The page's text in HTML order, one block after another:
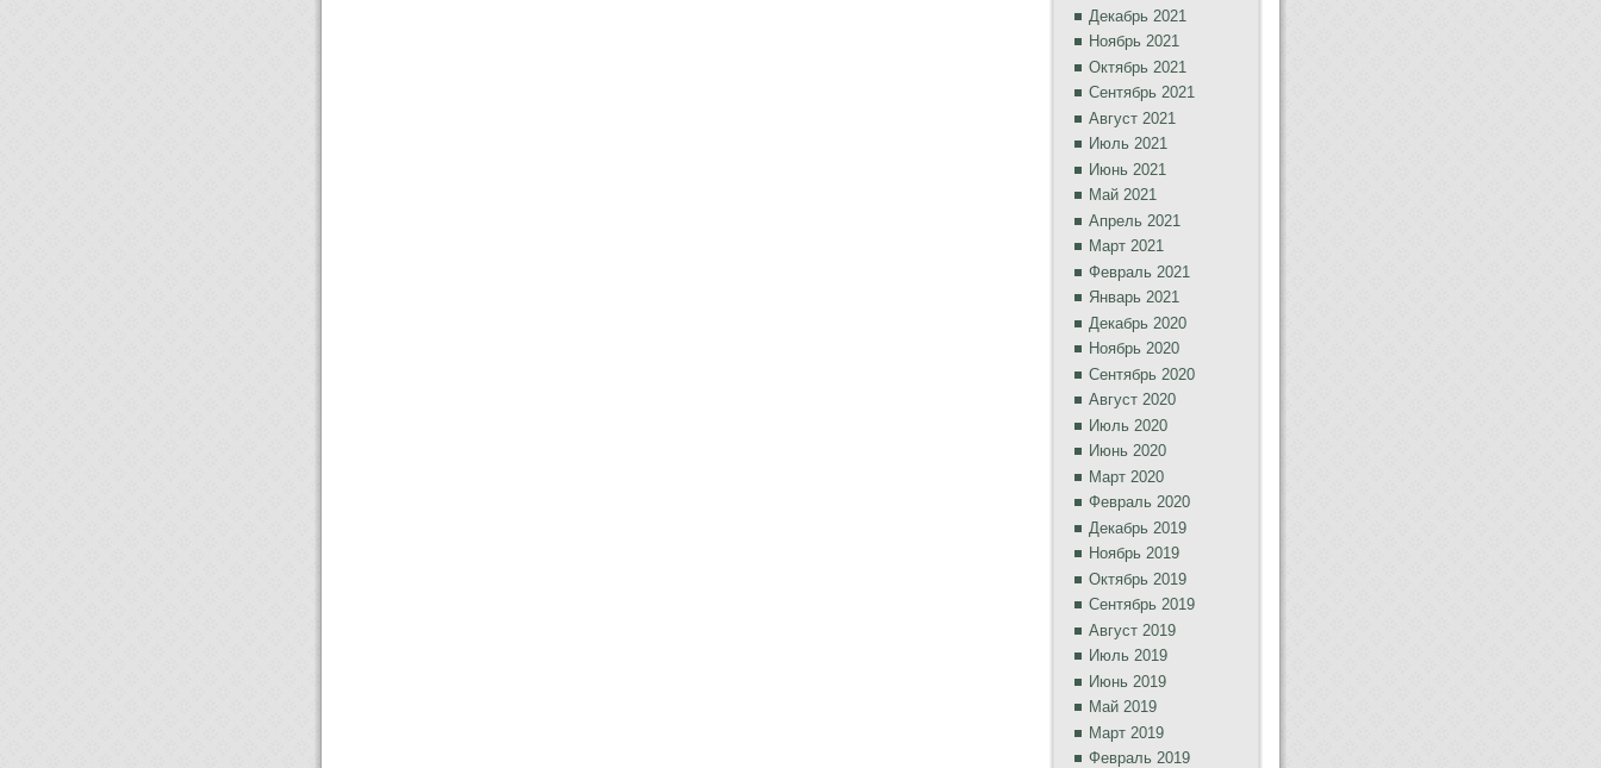
Декабрь 2021
Ноябрь 2021
Октябрь 2021
Сентябрь 2021
Август 2021
Июль 2021
Июнь 2021
Май 2021
Апрель 2021
Март 2021
Февраль 2021
Январь 2021
Декабрь 2020
Ноябрь 2020
Сентябрь 2020
Август 2020
Июль 2020
Июнь 2020
Март 2020
Февраль 2020
Декабрь 2019
Ноябрь 2019
Октябрь 2019
Сентябрь 2019
Август 2019
Июль 2019
Июнь 2019
Май 2019
Март 2019
Февраль 2019